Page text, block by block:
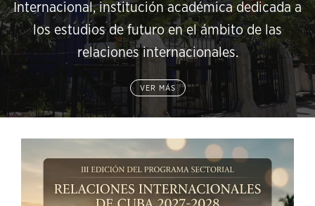
Internacional, institución académica dedicada a
los estudios de futuro en el ámbito de las
relaciones internacionales.
VER MÁS